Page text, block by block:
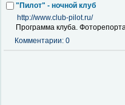
"Пилот" - ночной клуб
http://www.club-pilot.ru/
Программа клуба.
Комментарии: 0